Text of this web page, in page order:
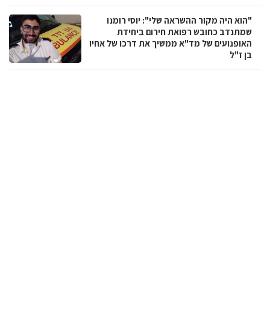
"הוא היה מקור ההשראה שלי": יוסי רומנו
שמתנדב כחובש רפואת חירום ביחידת
האופנועים של מד"א ממשיך את דרכו של אחיו
בן ז"ל